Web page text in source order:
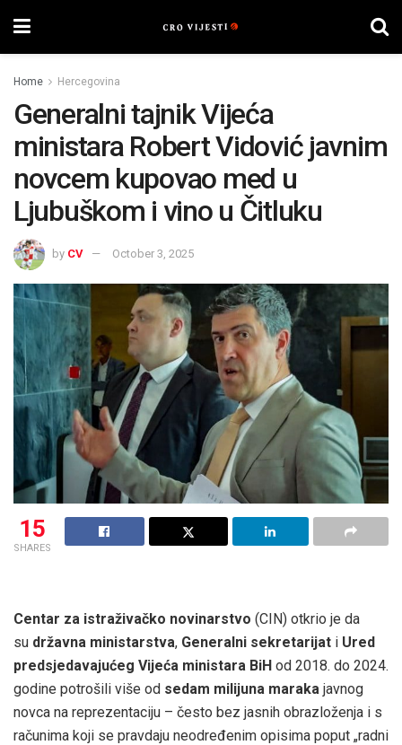
Home Hercegovina
Generalni tajnik Vijeća
ministara Robert Vidović javnim
novcem kupovao med u
Ljubuškom i vino u Čitluku
by CV October 3, 2025
15
SHARES
Centar za istraživačko novinarstvo (CIN) otkrio je da
su državna ministarstva, Generalni sekretarijat i Ured
predsjedavajućeg Vijeća ministara BiH od 2018. do 2024.
godine potrošili više od sedam milijuna maraka javnog
novca na reprezentaciju – često bez jasnih obrazloženja i s
računima koji se pravdaju neodređenim opisima poput „radni